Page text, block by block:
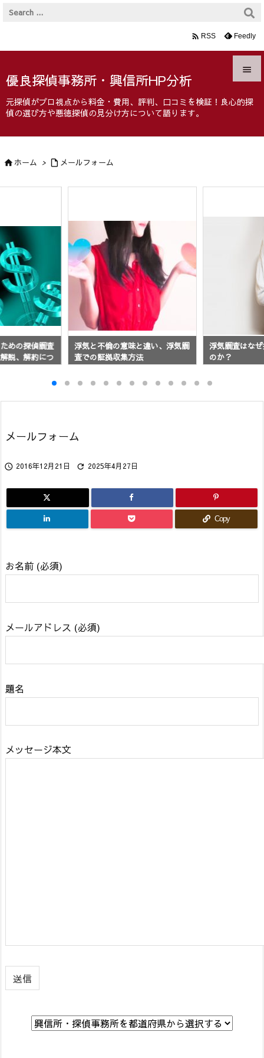
優良探偵事務所・興信所HP分析
元探偵がプロ視点から料金・費用、評判、口コミを検証！良心的探
偵の選び方や悪徳探偵の見分け方について語ります。

メニュ
サイド

 RSS Feedly
ホーム >  メールフォーム
違い、浮気調
浮気調査はなぜ探偵に相談される
のか？
良心的な探偵
メールフォーム
 2016年12月21日  2025年4月27日
Copy
お名前 (必須)
メールアドレス (必須)
題名
メッセージ本文